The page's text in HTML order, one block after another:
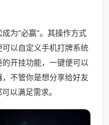
为“必赢”。其操作方式
以自定义手机打牌系统
开挂功能，一键便可以
不管你是想分享给好友
以满足需求。